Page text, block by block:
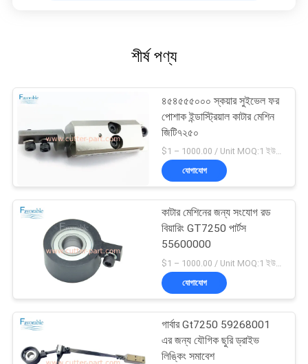
শীর্ষ পণ্য
৪৫৪৫৫৫০০০ স্কয়ার সুইভেল ফর
পোশাক ইন্ডাস্ট্রিয়াল কাটার মেশিন
জিটি৭২৫০
$1 – 1000.00 / Unit MOQ:1 ইউনিট/ইউনিট অবহেলিত
যোগাযোগ
কাটার মেশিনের জন্য সংযোগ রড
বিয়ারিং GT7250 পার্টস
55600000
$1 – 1000.00 / Unit MOQ:1 ইউনিট/ইউনিট অবহেলিত
যোগাযোগ
গার্বার Gt7250 59268001
এর জন্য যৌগিক ছুরি ড্রাইভ
লিঙ্কিং সমাবেশ